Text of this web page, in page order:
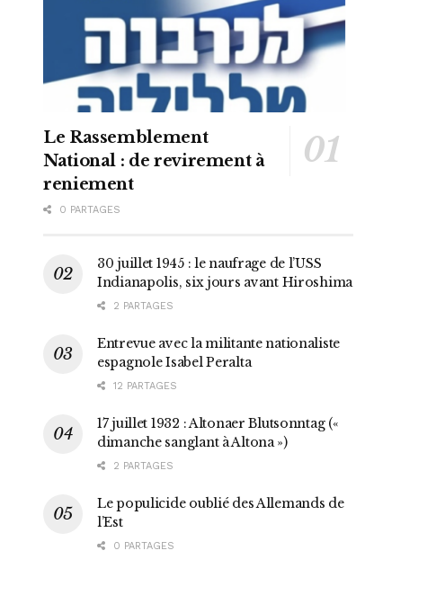
Le Rassemblement
National : de revirement à
reniement
0 PARTAGES
30 juillet 1945 : le naufrage de l’USS
Indianapolis, six jours avant Hiroshima
2 PARTAGES
Entrevue avec la militante nationaliste
espagnole Isabel Peralta
12 PARTAGES
17 juillet 1932 : Altonaer Blutsonntag («
dimanche sanglant à Altona »)
2 PARTAGES
Le populicide oublié des Allemands de
l’Est
0 PARTAGES